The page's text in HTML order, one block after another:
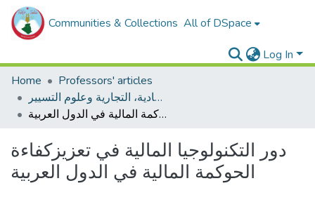
Communities & Collections All of DSpace
Log In
Home
Professors' articles
مقالات أساتذة كلية العلوم الإقتصادية، التجارية وعلوم التسيير
دور التكنولوجيا المالية في تعزيزكفاءة الحوكمة المالية في الدول العربية
دور التكنولوجيا المالية في تعزيزكفاءة
الحوكمة المالية في الدول العربية